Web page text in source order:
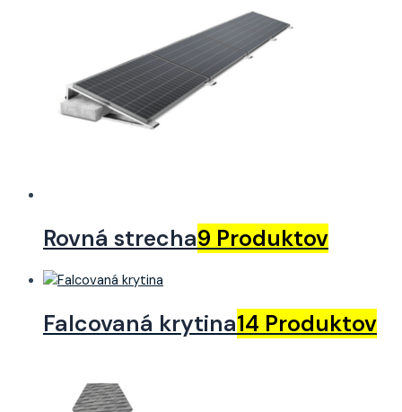
Rovná strecha9 Produktov
Falcovaná krytina14 Produktov